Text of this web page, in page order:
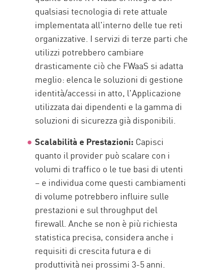
qualsiasi tecnologia di rete attuale
implementata all'interno delle tue reti
organizzative. I servizi di terze parti che
utilizzi potrebbero cambiare
drasticamente ciò che FWaaS si adatta
meglio: elenca le soluzioni di gestione
identità/accessi in atto, l'Applicazione
utilizzata dai dipendenti e la gamma di
soluzioni di sicurezza già disponibili.
Scalabilità e Prestazioni: Capisci
quanto il provider può scalare con i
volumi di traffico o le tue basi di utenti
– e individua come questi cambiamenti
di volume potrebbero influire sulle
prestazioni e sul throughput del
firewall. Anche se non è più richiesta
statistica precisa, considera anche i
requisiti di crescita futura e di
produttività nei prossimi 3-5 anni.